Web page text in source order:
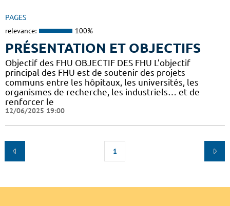
PAGES
relevance: 100%
PRÉSENTATION ET OBJECTIFS
Objectif des FHU OBJECTIF DES FHU L’objectif
principal des FHU est de soutenir des projets
communs entre les hôpitaux, les universités, les
organismes de recherche, les industriels… et de
renforcer le
12/06/2025 19:00
1